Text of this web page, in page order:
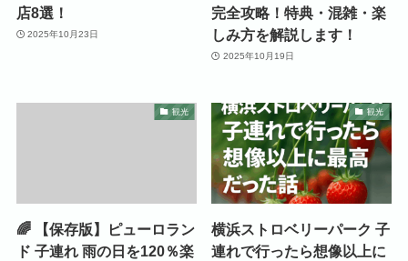
店8選！
2025年10月23日
完全攻略！特典・混雑・楽
しみ方を解説します！
2025年10月19日
観光
🌈 【保存版】ピューロラン
ド 子連れ 雨の日を120％楽
観光
横浜ストロベリーパーク 子
連れで行ったら想像以上に